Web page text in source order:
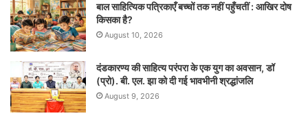
बाल साहित्यिक पत्रिकाएँ बच्चों तक नहीं पहुँचतीं : आखिर दोष
किसका है?
August 10, 2026
दंडकारण्य की साहित्य परंपरा के एक युग का अवसान, डॉ
(प्रो). बी. एल. झा को दी गई भावभीनी श्रद्धांजलि
August 9, 2026